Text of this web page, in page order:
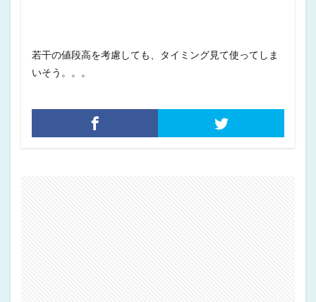
若干の値段高を考慮しても、タイミング見て使ってしま
いそう。。。